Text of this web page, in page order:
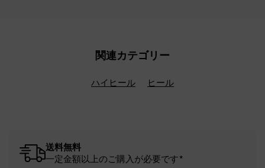
関連カテゴリー
ハイヒール ヒール
送料無料
一定金額以上のご購入が必要です*